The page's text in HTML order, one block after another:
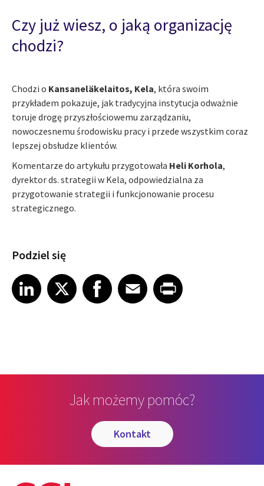
Czy już wiesz, o jaką organizację
chodzi?
Chodzi o Kansaneläkelaitos, Kela, która swoim
przykładem pokazuje, jak tradycyjna instytucja odważnie
toruje drogę przyszłościowemu zarządzaniu,
nowoczesnemu środowisku pracy i przede wszystkim coraz
lepszej obsłudze klientów.
Komentarze do artykułu przygotowała Heli Korhola,
dyrektor ds. strategii w Kela, odpowiedzialna za
przygotowanie strategii i funkcjonowanie procesu
strategicznego.
Podziel się
Share article on LinkedIn
LinkedIn
Share article on XShare article on Facebook
Facebook
Share article on Email
EmailShare article on Print
Jak możemy pomóc?
kontakt